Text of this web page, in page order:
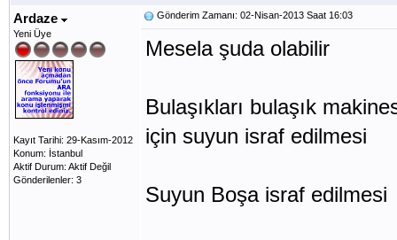
Ardaze
Yeni Üye
Kayıt Tarihi: 29-Kasım-2012
Konum: İstanbul
Aktif Durum: Aktif Değil
Gönderilenler: 3
Gönderim Zamanı: 02-Nisan-2013 Saat 16:03
Mesela şuda olabilir
Bulaşıkları bulaşık
için suyun israf edilmesi
Suyun Boşa israf edilmesi